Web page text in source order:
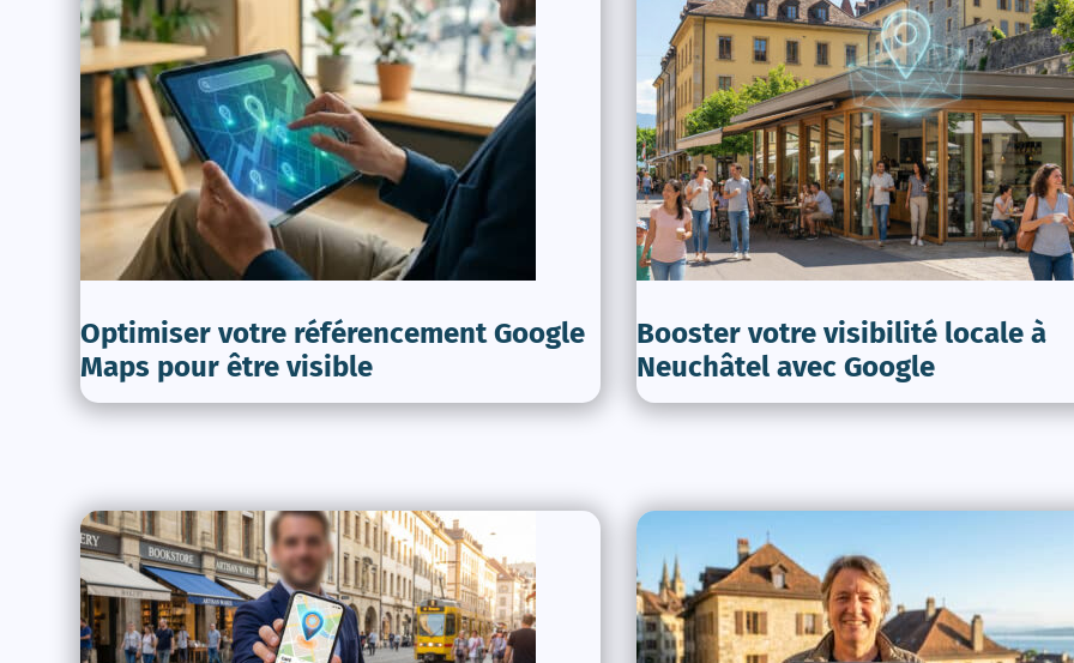
Optimiser votre référencement Google
Maps pour être visible
Booster votre visibilité locale à
Neuchâtel avec Google